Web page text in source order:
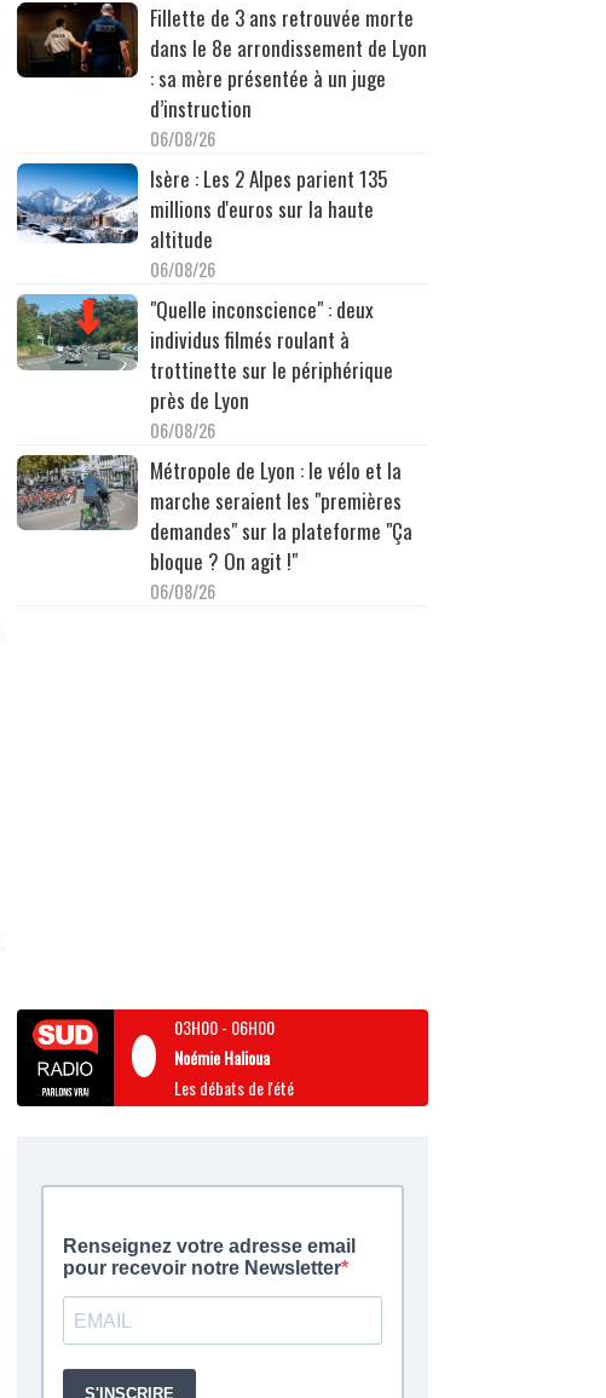
Fillette de 3 ans retrouvée morte
dans le 8e arrondissement de Lyon
: sa mère présentée à un juge
d’instruction
06/08/26
Isère : Les 2 Alpes parient 135
millions d'euros sur la haute
altitude
06/08/26
"Quelle inconscience" : deux
individus filmés roulant à
trottinette sur le périphérique
près de Lyon
06/08/26
Métropole de Lyon : le vélo et la
marche seraient les "premières
demandes" sur la plateforme "Ça
bloque ? On agit !"
06/08/26
03H00- 06H00
Noémie Halioua
Les débats de l'été